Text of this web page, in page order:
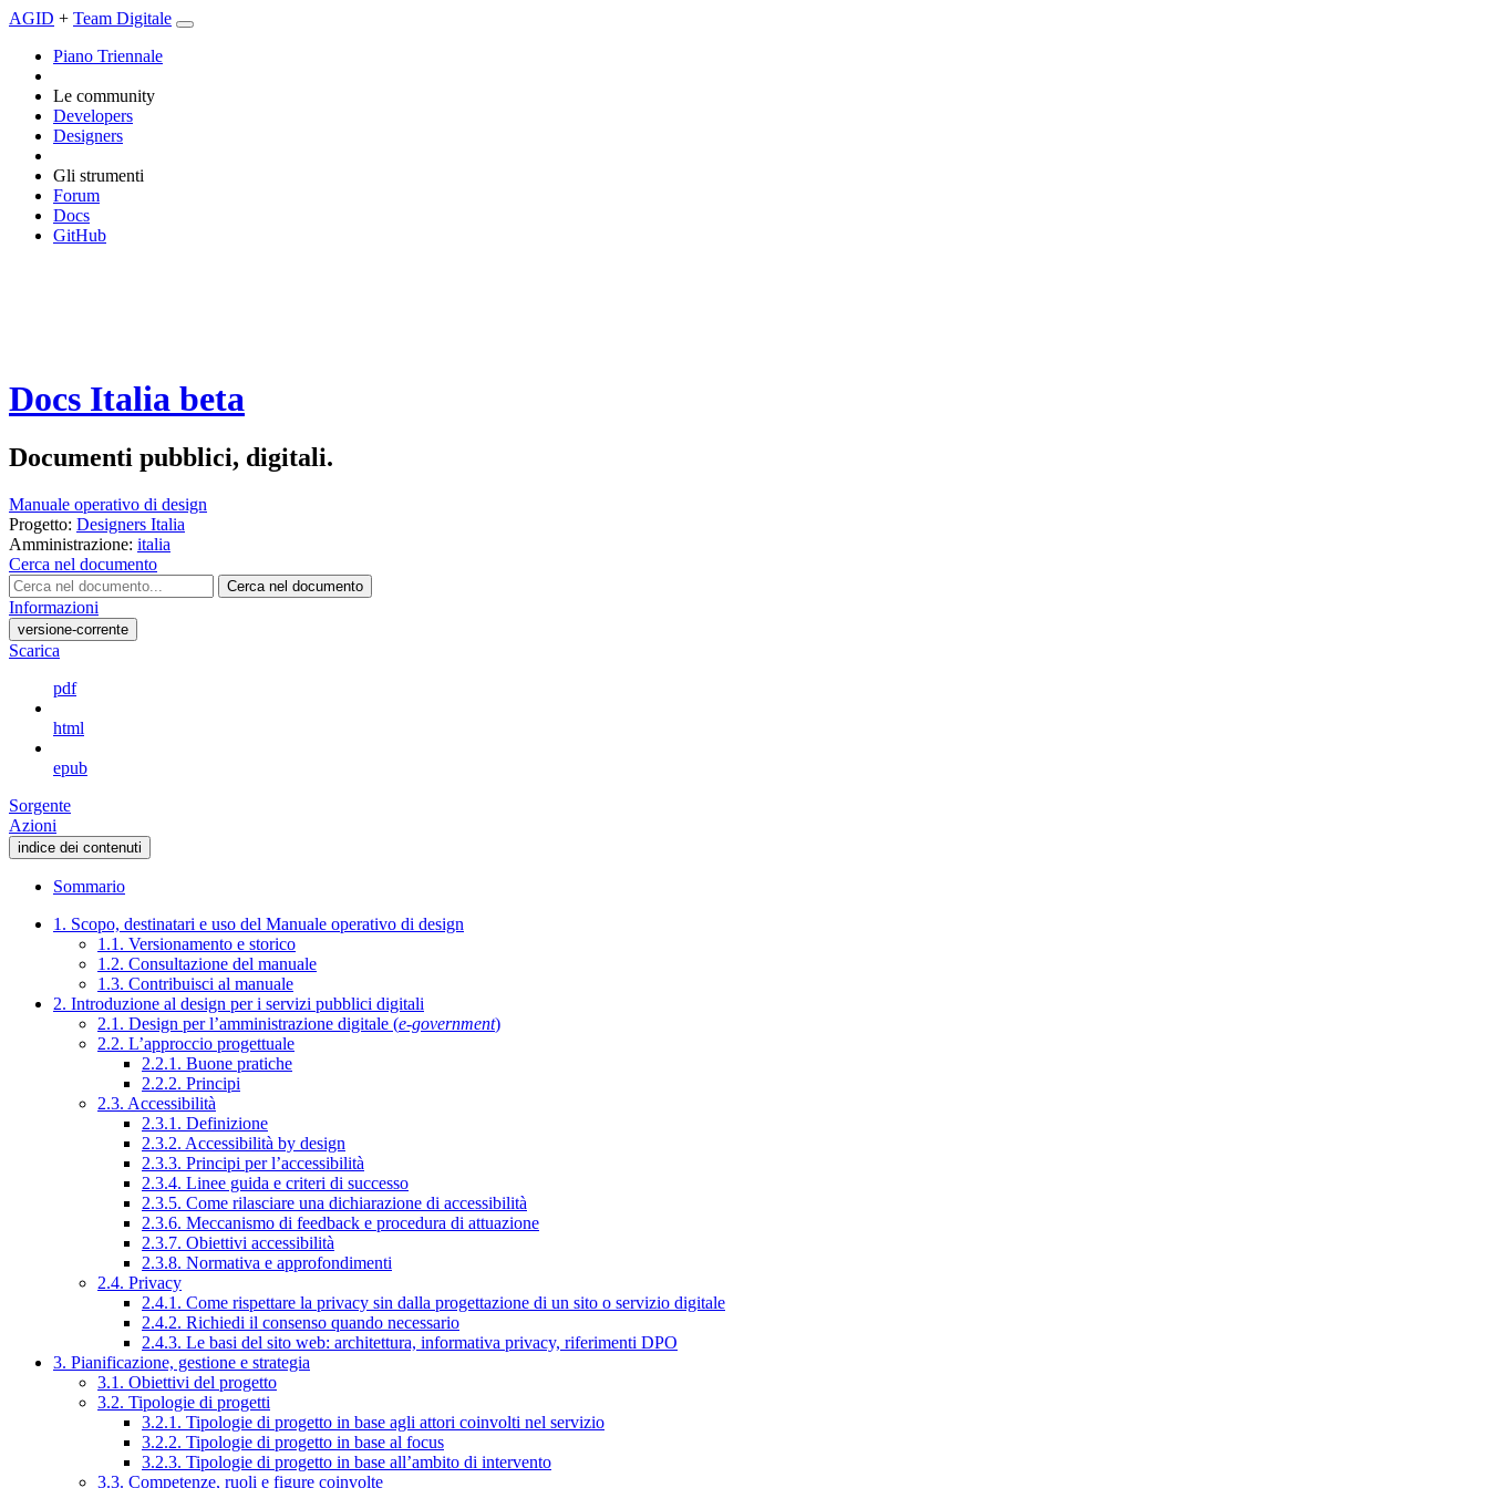
AGID + Team Digitale
Piano Triennale
Le community
Developers
Designers
Gli strumenti
Forum
Docs
GitHub
Docs Italia beta
Documenti pubblici, digitali.
Manuale operativo di design
Progetto: Designers Italia
Amministrazione: italia
Cerca nel documento
Cerca nel documento
Informazioni
versione-corrente
Scarica
pdf
html
epub
Sorgente
Azioni
indice dei contenuti
Sommario
1. Scopo, destinatari e uso del Manuale operativo di design
1.1. Versionamento e storico
1.2. Consultazione del manuale
1.3. Contribuisci al manuale
2. Introduzione al design per i servizi pubblici digitali
2.1. Design per l’amministrazione digitale (e-government)
2.2. L’approccio progettuale
2.2.1. Buone pratiche
2.2.2. Principi
2.3. Accessibilità
2.3.1. Definizione
2.3.2. Accessibilità by design
2.3.3. Principi per l’accessibilità
2.3.4. Linee guida e criteri di successo
2.3.5. Come rilasciare una dichiarazione di accessibilità
2.3.6. Meccanismo di feedback e procedura di attuazione
2.3.7. Obiettivi accessibilità
2.3.8. Normativa e approfondimenti
2.4. Privacy
2.4.1. Come rispettare la privacy sin dalla progettazione di un sito o servizio digitale
2.4.2. Richiedi il consenso quando necessario
2.4.3. Le basi del sito web: architettura, informativa privacy, riferimenti DPO
3. Pianificazione, gestione e strategia
3.1. Obiettivi del progetto
3.2. Tipologie di progetti
3.2.1. Tipologie di progetto in base agli attori coinvolti nel servizio
3.2.2. Tipologie di progetto in base al focus
3.2.3. Tipologie di progetto in base all’ambito di intervento
3.3. Competenze, ruoli e figure coinvolte